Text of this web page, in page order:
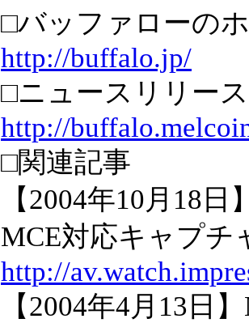
□バッファローの
http://buffalo.jp/
□ニュースリリース
http://
□関連記事
【2004年10月18
MCE対応キャプチ
http://
【2004年4月13日